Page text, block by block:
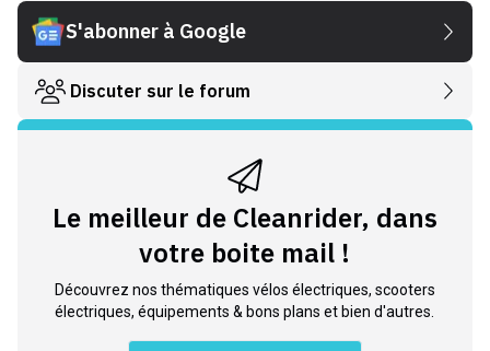
S'abonner à Google
Discuter sur le forum
Le meilleur de Cleanrider, dans
votre boite mail !
Découvrez nos thématiques vélos électriques, scooters
électriques, équipements & bons plans et bien d'autres.